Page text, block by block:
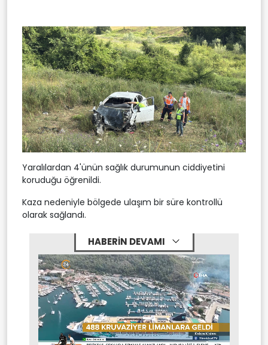
Yaralılardan 4'ünün sağlık durumunun ciddiyetini
koruduğu öğrenildi.
Kaza nedeniyle bölgede ulaşım bir süre kontrollü
olarak sağlandı.
HABERİN DEVAMI